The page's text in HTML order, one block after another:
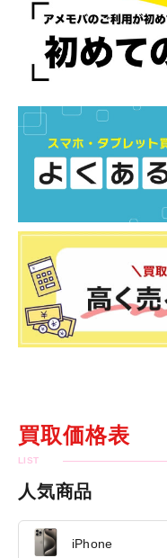
買取価格表
人気商品
iPhone